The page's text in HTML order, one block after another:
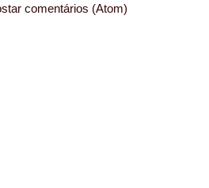
comentários (Atom)